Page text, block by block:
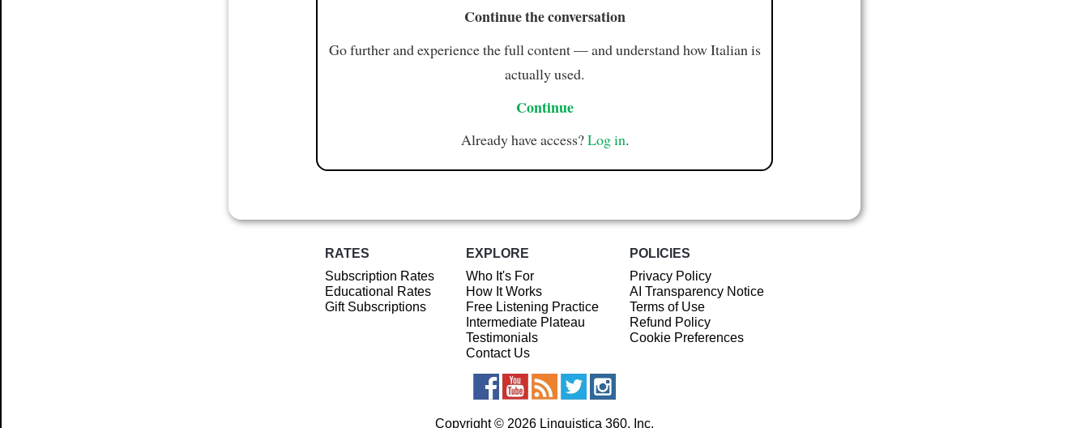
Continue the conversation
Go further and experience the full content — and understand how Italian is
actually used.
Continue
Already have access?Log in.
RATES
Subscription Rates
Educational Rates
Gift Subscriptions
EXPLORE
Who It's For
How It Works
Free Listening Practice
Intermediate Plateau
Testimonials
Contact Us
POLICIES
Privacy Policy
AI Transparency Notice
Terms of Use
Refund Policy
Cookie Preferences
Copyright © 2026 Linguistica 360, Inc.